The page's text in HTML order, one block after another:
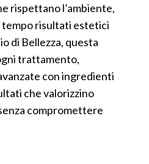
rispettano l’ambiente,
tempo risultati estetici
di Bellezza, questa
trattamento,
con ingredienti
che valorizzino
compromettere